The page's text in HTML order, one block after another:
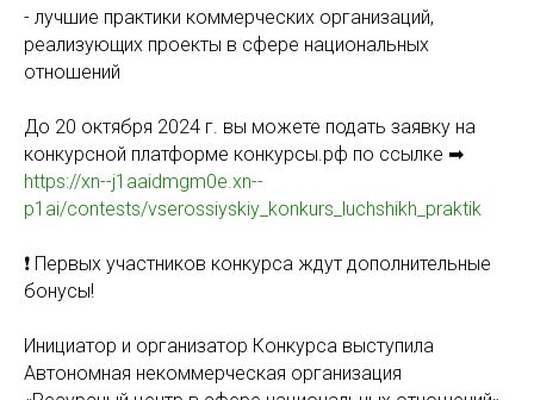
- лучшие практики коммерческих организаций,
реализующих проекты в сфере национальных
отношений
До 20 октября 2024 г. вы можете подать заявку на
конкурсной платформе конкурсы.рф по ссылке ➡
https://xn--j1aaidmgm0e.xn--
p1ai/contests/vserossiyskiy_konkurs_luchshikh_praktik
❗ Первых участников конкурса ждут дополнительные
бонусы!
Инициатор и организатор Конкурса выступила
Автономная некоммерческая организация